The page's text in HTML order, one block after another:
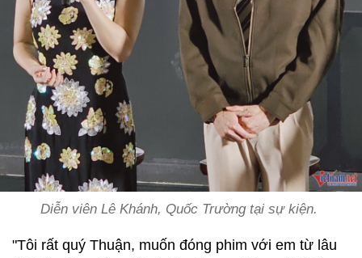
Diễn viên Lê Khánh, Quốc Trường tại sự kiện.
"Tôi rất quý Thuận, muốn đóng phim với em từ lâu